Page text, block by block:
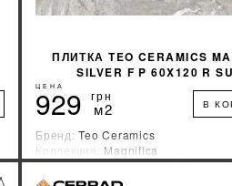
ПЛИТКА TEO CERAMICS
SILVER F P 60X120 R
ЦЕНА
929 грн
м2 В
Бренд:Teo Ceramics
Коллекция: Magnifica
Страна-производитель:Украина